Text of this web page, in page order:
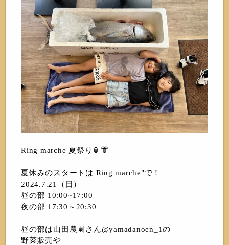
Ring marche 夏祭り🏮👘
夏休みのスタートは Ring marche"で！
2024.7.21（日）
昼の部 10:00~17:00
夜の部 17:30～20:30
昼の部は山田農園さん@yamadanoen_1の
野菜販売や